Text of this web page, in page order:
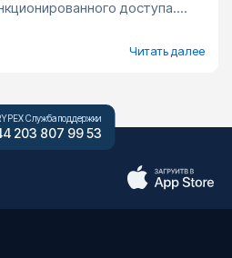
доступа....
Читать далее
Служба поддержки
203 807 99 53